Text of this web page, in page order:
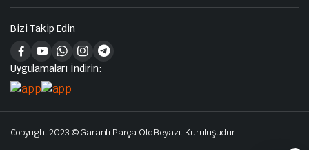
Bizi Takip Edin
Uygulamaları İndirin:
Copyright 2023 © Garanti Parça Oto Beyazıt Kuruluşudur.